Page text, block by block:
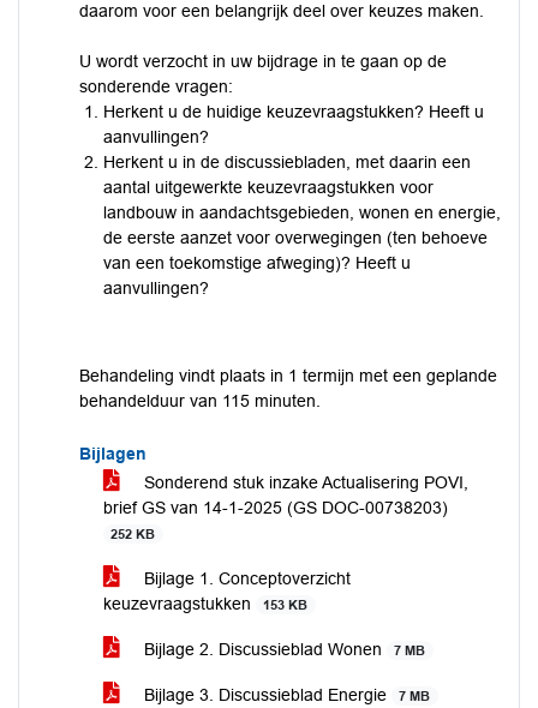
daarom voor een belangrijk deel over keuzes maken.
U wordt verzocht in uw bijdrage in te gaan op de
sonderende vragen:
Herkent u de huidige keuzevraagstukken? Heeft u
aanvullingen?
Herkent u in de discussiebladen, met daarin een
aantal uitgewerkte keuzevraagstukken voor
landbouw in aandachtsgebieden, wonen en energie,
de eerste aanzet voor overwegingen (ten behoeve
van een toekomstige afweging)? Heeft u
aanvullingen?
Behandeling vindt plaats in 1 termijn met een geplande
behandelduur van 115 minuten.
Bijlagen
Sonderend stuk inzake Actualisering POVI,
brief GS van 14-1-2025 (GS DOC-00738203)
252 KB
Bijlage 1. Conceptoverzicht
keuzevraagstukken
153 KB
Bijlage 2. Discussieblad Wonen 7 MB
Bijlage 3. Discussieblad Energie 7 MB